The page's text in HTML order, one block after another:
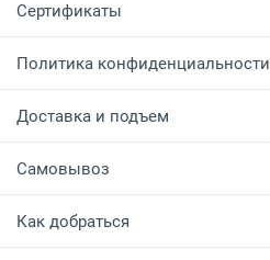
Сертификаты
Политика конфиденциальности
Доставка и подъем
Самовывоз
Как добраться